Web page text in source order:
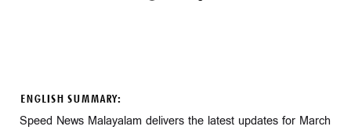
ENGLISH SUMMARY:
Speed News Malayalam delivers the latest updates for March